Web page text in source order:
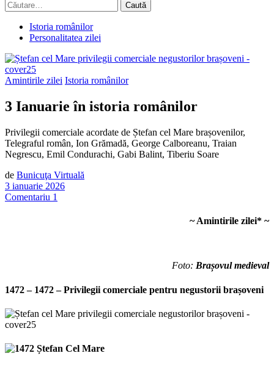
Caută
după:
Istoria românilor
Personalitatea zilei
Amintirile zilei Istoria românilor
3 Ianuarie în istoria românilor
Privilegii comerciale acordate de Ștefan cel Mare brașovenilor,
Telegraful român, Ion Grămadă, George Calboreanu, Traian
Negrescu, Emil Condurachi, Gabi Balint, Tiberiu Soare
de Bunicuţa Virtuală
3 ianuarie 2026
Comentariu 1
~ Amintirile zilei* ~
Foto: Brașovul medieval
1472 – 1472 – Privilegii comerciale pentru negustorii brașoveni